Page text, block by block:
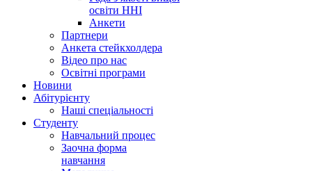
освіти ННІ
Анкети
Партнери
Анкета стейкхолдера
Відео про нас
Освітні програми
Hовини
Абітурієнту
Наші спеціальності
Студенту
Навчальний процес
Заочна форма
навчання